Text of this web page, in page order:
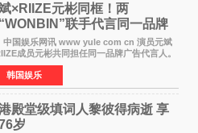
×RIIZE元彬同框！两
联手代言同一品牌
值天花板合体
娱乐网讯 www yule com cn 演员元斌
成员元彬共同担任同一品牌广告代言人。
独家报道，继演员元斌之后，RIIZE元彬最
被选为某在线中介平台A公司的共同广告代言
两人将作
韩国娱乐
殿堂级填词人黎彼得病逝 享
岁​